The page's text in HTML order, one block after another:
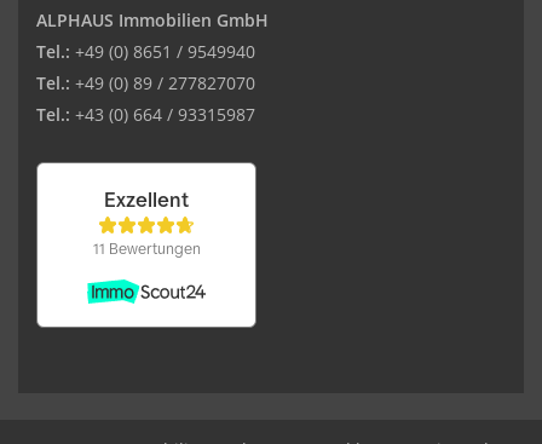
ALPHAUS Immobilien GmbH
Tel.: +49 (0) 8651 / 9549940
Tel.: +49 (0) 89 / 277827070
Tel.: +43 (0) 664 / 93315987